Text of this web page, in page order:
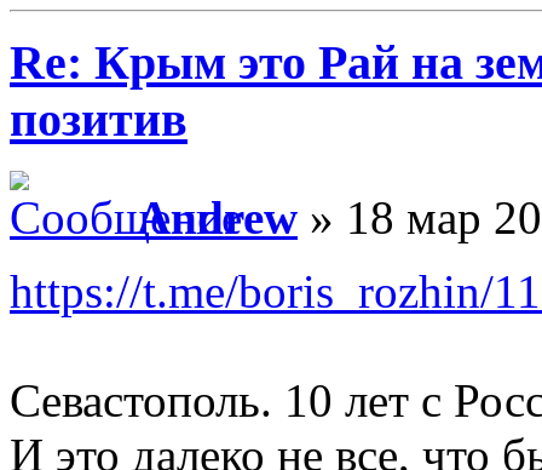
Re: Крым это Рай на
позитив
Andrew » 18 мар
https://t.me/boris_rozhin/
Севастополь. 10 лет с
И это далеко не все, что